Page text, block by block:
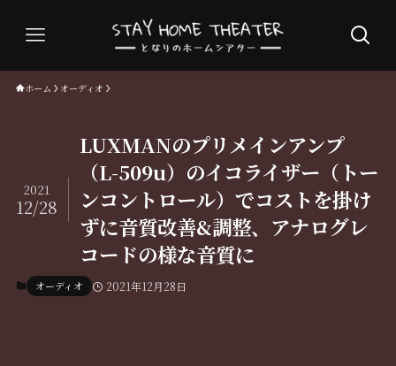
ホーム オーディオ
LUXMANのプリメインアンプ
（L-509u）のイコライザー（トー
ンコントロール）でコストを掛け
ずに音質改善&調整、アナログレ
コードの様な音質に
2021
12/28
オーディオ 2021年12月28日